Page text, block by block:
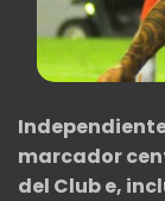
marcador
del Club e,